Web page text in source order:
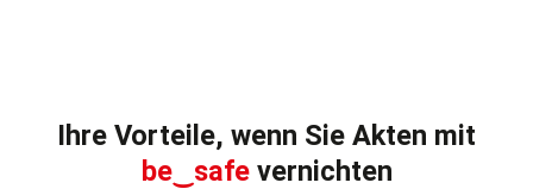
Ihre Vorteile, wenn Sie Akten mit
be‿safe vernichten